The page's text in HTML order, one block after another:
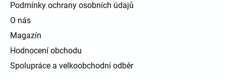
Podmínky ochrany osobních údajů
O nás
Magazín
Hodnocení obchodu
Spolupráce a velkoobchodní odběr